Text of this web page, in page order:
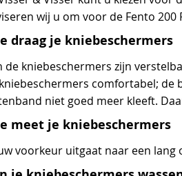
wij u om voor de Fento
draag je kniebeschermers
de kniebeschermers zijn
comfortabel; de
niet goed meer kleeft.
meet je kniebeschermers
voorkeur uitgaat naar een